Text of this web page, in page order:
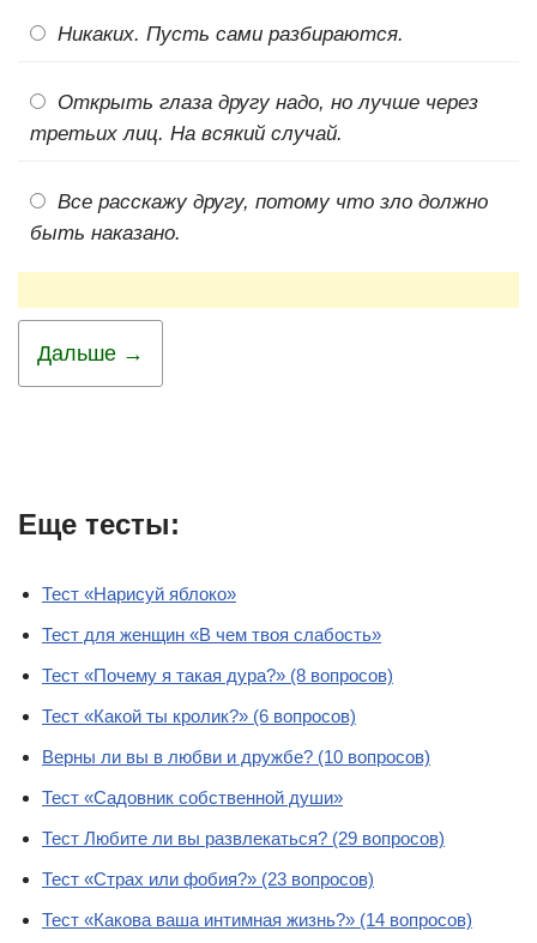
Никаких. Пусть сами разбираются.
Открыть глаза другу надо, но лучше через
третьих лиц. На всякий случай.
Все расскажу другу, потому что зло должно
быть наказано.
Дальше →
Еще тесты:
Тест «Нарисуй яблоко»
Тест для женщин «В чем твоя слабость»
Тест «Почему я такая дура?» (8 вопросов)
Тест «Какой ты кролик?» (6 вопросов)
Верны ли вы в любви и дружбе? (10 вопросов)
Тест «Садовник собственной души»
Тест Любите ли вы развлекаться? (29 вопросов)
Тест «Страх или фобия?» (23 вопросов)
Тест «Какова ваша интимная жизнь?» (14 вопросов)